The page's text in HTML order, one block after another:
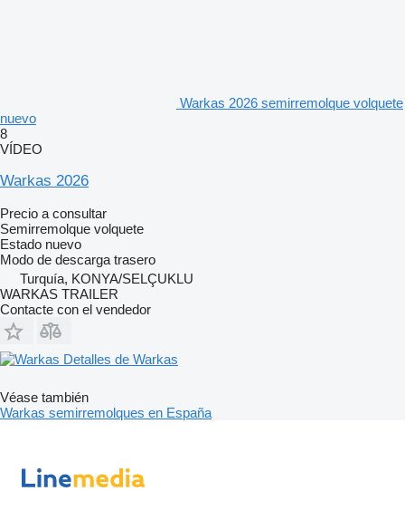
Warkas 2026 semirremolque volquete
nuevo
8
VÍDEO
Warkas 2026
Precio a consultar
Semirremolque volquete
Estado nuevo
Modo de descarga trasero
Turquía, KONYA/SELÇUKLU
WARKAS TRAILER
Contacte con el vendedor
Detalles de Warkas
Véase también
Warkas semirremolques en España